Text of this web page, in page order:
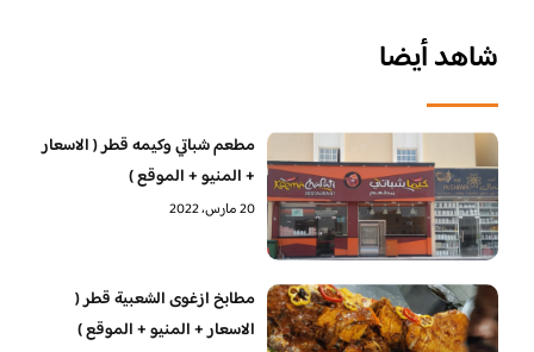
شاهد أيضا
مطعم شباتي وكيمه قطر ( الاسعار
+ المنيو + الموقع )
20 مارس، 2022
مطابخ ازغوى الشعبية قطر (
الاسعار + المنيو + الموقع )